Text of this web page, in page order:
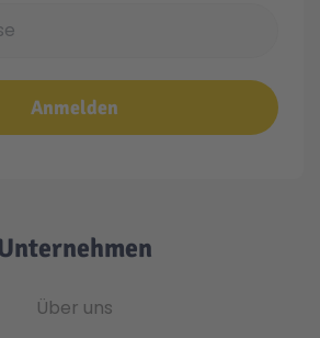
Anmelden
Über uns